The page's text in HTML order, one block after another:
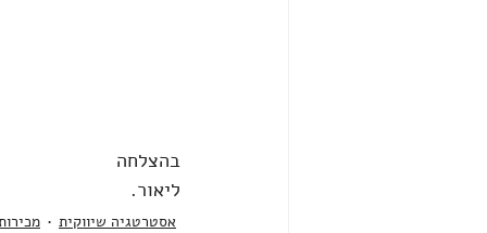
בהצלחה
ליאור.
אסטרטגיה שיווקית